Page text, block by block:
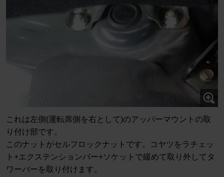
これは左側(運転席側を右として)のアッパーマウントの取
り付け部です。
このナットがセルフロックナットです。コヤツをラチェッ
ト+エクステンションバー+ソケットで緩めて取り外してタ
ワーバーを取り付けます。